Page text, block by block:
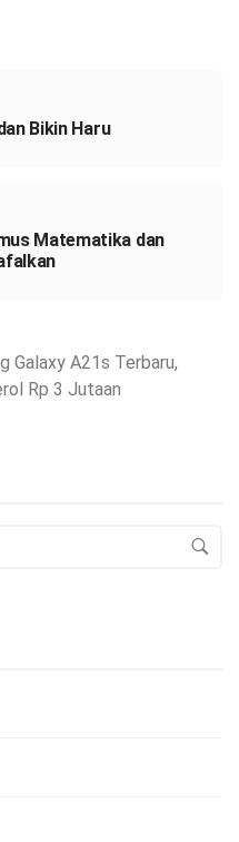
Bikin Haru
Matematika dan
Galaxy A21s Terbaru,
Rp 3 Jutaan